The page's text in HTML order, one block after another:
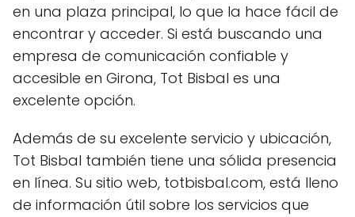
en una plaza principal, lo que la hace fácil de
encontrar y acceder. Si está buscando una
empresa de comunicación confiable y
accesible en Girona, Tot Bisbal es una
excelente opción.
Además de su excelente servicio y ubicación,
Tot Bisbal también tiene una sólida presencia
en línea. Su sitio web, totbisbal.com, está lleno
de información útil sobre los servicios que